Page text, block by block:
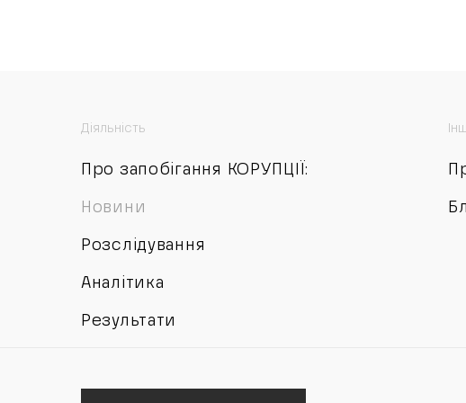
Діяльність
Про запобігання КОРУПЦІЇ:
Новини
Розслідування
Аналітика
Результати